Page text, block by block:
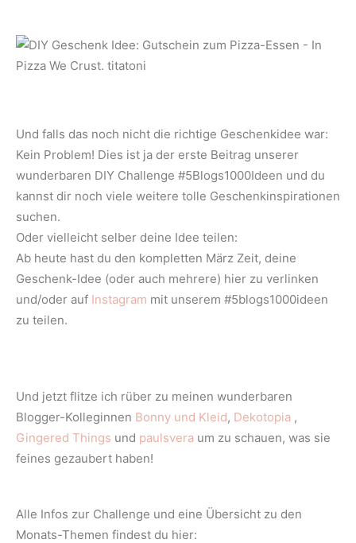
Und falls das noch nicht die richtige Geschenkidee war:
Kein Problem! Dies ist ja der erste Beitrag unserer
wunderbaren DIY Challenge #5Blogs1000Ideen und du
kannst dir noch viele weitere tolle Geschenkinspirationen
suchen.
Oder vielleicht selber deine Idee teilen:
Ab heute hast du den kompletten März Zeit, deine
Geschenk-Idee (oder auch mehrere) hier zu verlinken
und/oder auf Instagram mit unserem #5blogs1000ideen
zu teilen.
Und jetzt flitze ich rüber zu meinen wunderbaren
Blogger-Kolleginnen Bonny und Kleid, Dekotopia ,
Gingered Things und paulsvera um zu schauen, was sie
feines gezaubert haben!
Alle Infos zur Challenge und eine Übersicht zu den
Monats-Themen findest du hier: